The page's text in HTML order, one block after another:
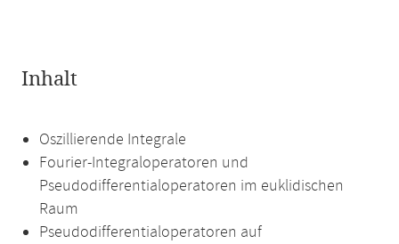
Inhalt
Oszillierende Integrale
Fourier-Integraloperatoren und
Pseudodifferentialoperatoren im euklidischen
Raum
Pseudodifferentialoperatoren auf